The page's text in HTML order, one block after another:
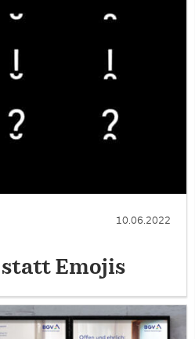
10.06.2022
Emojis